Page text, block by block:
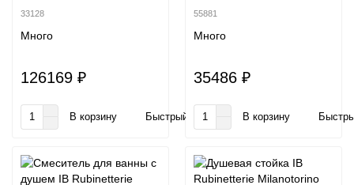
33128
Много
126169 ₽
В корзину Быстрый заказ
55881
Много
35486 ₽
В корзину